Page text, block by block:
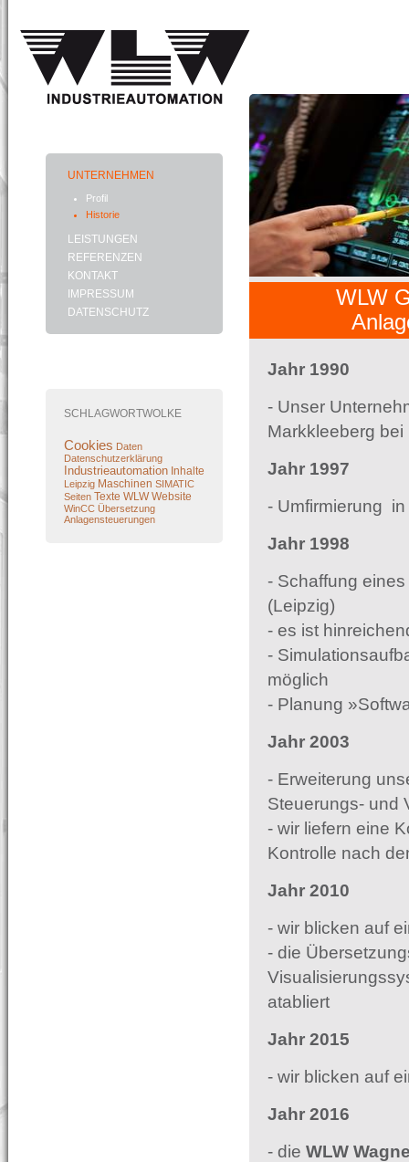
UNTERNEHMEN
Profil
Historie
LEISTUNGEN
REFERENZEN
KONTAKT
IMPRESSUM
DATENSCHUTZ
SCHLAGWORTWOLKE
Cookies Daten
Datenschutzerklärung
Industrieautomation Inhalte
Leipzig Maschinen SIMATIC
Seiten Texte WLW Website
WinCC Übersetzung
Anlagensteuerungen
WLW
Jahr 1990
- Unser
Markkleeberg
Jahr 1997
- Umfirmierung
Jahr 1998
- Schaffung
(Leipzig)
- es ist
-
möglich
- Planung
Jahr 2003
- Erweiterung
Steuerungs- und
- wir liefern eine
Kontrolle nach
Jahr 2010
- wir blicken auf
- die
atabliert
Jahr 2015
- wir blicken auf
Jahr 2016
- die WLW